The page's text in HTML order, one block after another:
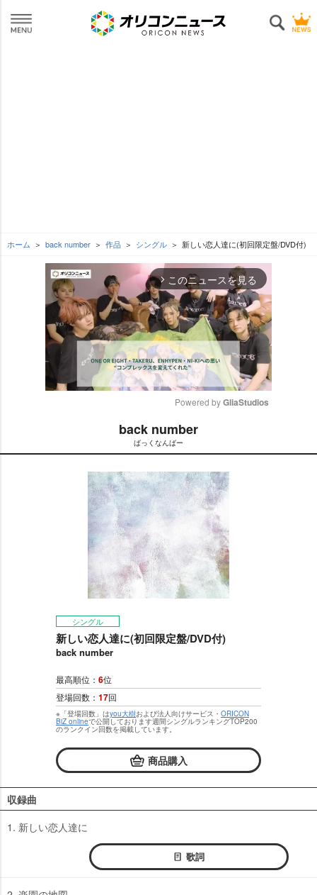
ホーム back number 作品 シングル 新しい恋人達に(初回限定盤/DVD付)
arrow_forward_ios このニュースを見る
t
e
Powered by GliaStudios
back number
ばっくなんばー
シングル
新しい恋人達に(初回限定盤/DVD付)
back number
最高順位： 6位
登場回数： 17回
※「登場回数」はyou大樹および法人向けサービス・ ORICON
BiZ onlineで公開しております週間シングルランキングTOP200
のランクイン回数を掲載しています。
商品購入
収録曲
1. 新しい恋人達に
歌詞